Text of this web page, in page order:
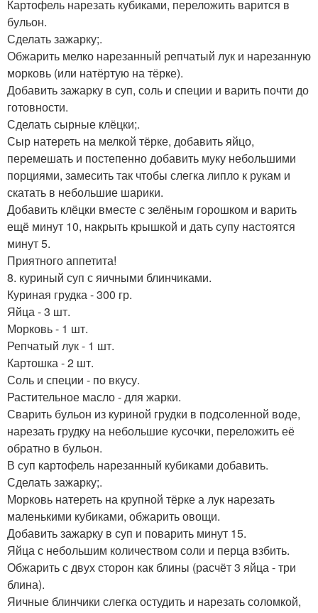
Картофель нарезать кубиками, переложить варится в
бульон.
Сделать зажарку;.
Обжарить мелко нарезанный репчатый лук и нарезанную
морковь (или натёртую на тёрке).
Добавить зажарку в суп, соль и специи и варить почти до
готовности.
Сделать сырные клёцки;.
Сыр натереть на мелкой тёрке, добавить яйцо,
перемешать и постепенно добавить муку небольшими
порциями, замесить так чтобы слегка липло к рукам и
скатать в небольшие шарики.
Добавить клёцки вместе с зелёным горошком и варить
ещё минут 10, накрыть крышкой и дать супу настоятся
минут 5.
Приятного аппетита!
8. куриный суп с яичными блинчиками.
Куриная грудка - 300 гр.
Яйца - 3 шт.
Морковь - 1 шт.
Репчатый лук - 1 шт.
Картошка - 2 шт.
Соль и специи - по вкусу.
Растительное масло - для жарки.
Сварить бульон из куриной грудки в подсоленной воде,
нарезать грудку на небольшие кусочки, переложить её
обратно в бульон.
В суп картофель нарезанный кубиками добавить.
Сделать зажарку;.
Морковь натереть на крупной тёрке а лук нарезать
маленькими кубиками, обжарить овощи.
Добавить зажарку в суп и поварить минут 15.
Яйца с небольшим количеством соли и перца взбить.
Обжарить с двух сторон как блины (расчёт 3 яйца - три
блина).
Яичные блинчики слегка остудить и нарезать соломкой,